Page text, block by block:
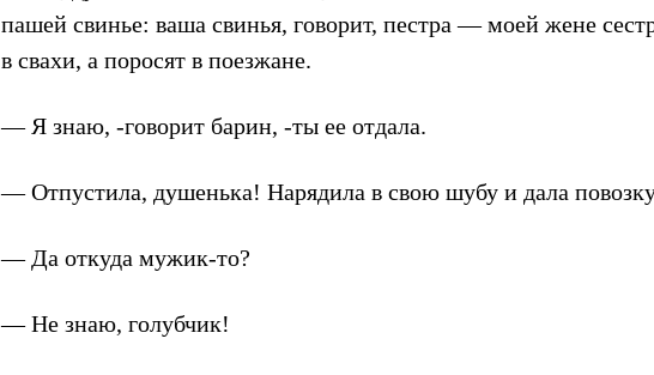
пашей свинье: ваша свинья, говорит, пестра — моей жене
в свахи, а поросят в поезжане.
— Я знаю, -говорит барин, -ты ее отдала.
— Отпустила, душенька! Нарядила в свою шубу и дала
— Да откуда мужик-то?
— Не знаю, голубчик!